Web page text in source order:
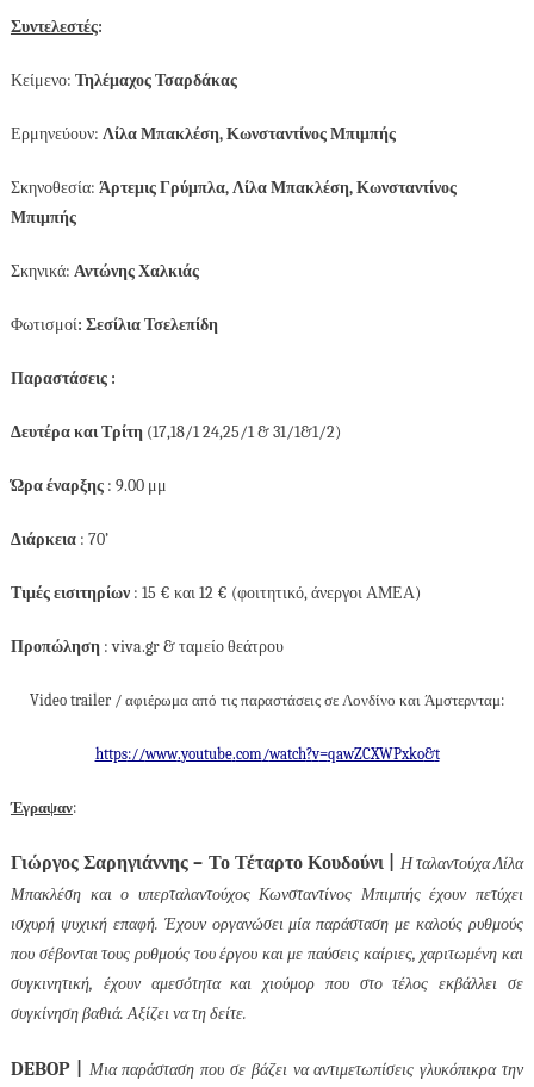
Συντελεστές:
Κείμενο: Τηλέμαχος Τσαρδάκας
Ερμηνεύουν: Λίλα Μπακλέση, Κωνσταντίνος Μπιμπής
Σκηνοθεσία: Άρτεμις Γρύμπλα, Λίλα Μπακλέση, Κωνσταντίνος
Μπιμπής
Σκηνικά: Αντώνης Χαλκιάς
Φωτισμοί: Σεσίλια Τσελεπίδη
Παραστάσεις :
Δευτέρα και Τρίτη (17,18/1 24,25/1 & 31/1&1/2)
Ώρα έναρξης: 9.00 μμ
Διάρκεια: 70’
Τιμές εισιτηρίων: 15 € και 12 € (φοιτητικό, άνεργοι ΑΜΕΑ)
Προπώληση :viva.gr &ταμείο θεάτρου
Video trailer / αφιέρωμα από τις παραστάσεις σε Λονδίνο και Άμστερνταμ:
https://www.youtube.com/watch?v=qawZCXWPxko&t
Έγραψαν:
Γιώργος Σαρηγιάννης – Το Τέταρτο Κουδούνι | Η ταλαντούχα Λίλα
Μπακλέση και ο υπερταλαντούχος Κωνσταντίνος Μπιμπής έχουν πετύχει
ισχυρή ψυχική επαφή. Έχουν οργανώσει μία παράσταση με καλούς ρυθμούς
που σέβονται τους ρυθμούς του έργου και με παύσεις καίριες, χαριτωμένη και
συγκινητική, έχουν αμεσότητα και χιούμορ που στο τέλος εκβάλλει σε
συγκίνηση βαθιά. Αξίζει να τη δείτε.
DEBOP| Μια παράσταση που σε βάζει να αντιμετωπίσεις γλυκόπικρα την